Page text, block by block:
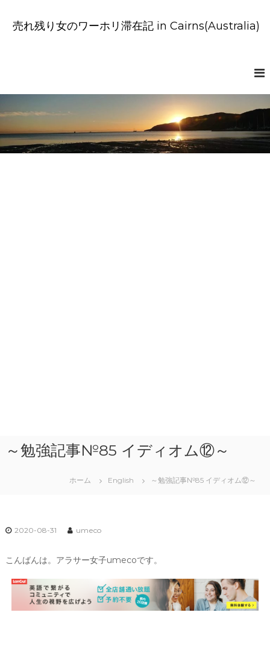
キ
プ
売れ残り女のワーホリ滞在記 in Cairns(Australia)
～勉強記事№85 イディオム⑫～
ホーム English ～勉強記事№85 イディオム⑫～
2020-08-31 umeco
こんばんは。アラサー女子umecoです。